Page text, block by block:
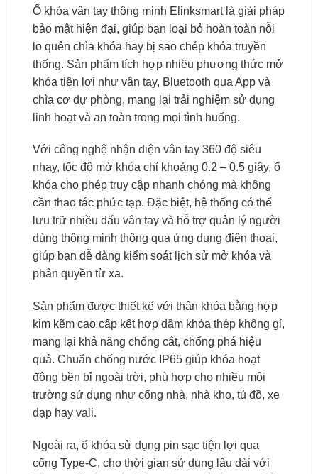
Ổ khóa vân tay thông minh Elinksmart là giải pháp
bảo mật hiện đại, giúp bạn loại bỏ hoàn toàn nỗi
lo quên chìa khóa hay bị sao chép khóa truyền
thống. Sản phẩm tích hợp nhiều phương thức mở
khóa tiện lợi như vân tay, Bluetooth qua App và
chìa cơ dự phòng, mang lại trải nghiệm sử dụng
linh hoạt và an toàn trong mọi tình huống.
Với công nghệ nhận diện vân tay 360 độ siêu
nhạy, tốc độ mở khóa chỉ khoảng 0.2 – 0.5 giây, ổ
khóa cho phép truy cập nhanh chóng mà không
cần thao tác phức tạp. Đặc biệt, hệ thống có thể
lưu trữ nhiều dấu vân tay và hỗ trợ quản lý người
dùng thông minh thông qua ứng dụng điện thoại,
giúp bạn dễ dàng kiểm soát lịch sử mở khóa và
phân quyền từ xa.
Sản phẩm được thiết kế với thân khóa bằng hợp
kim kẽm cao cấp kết hợp dầm khóa thép không gỉ,
mang lại khả năng chống cắt, chống phá hiệu
quả. Chuẩn chống nước IP65 giúp khóa hoạt
động bền bỉ ngoài trời, phù hợp cho nhiều môi
trường sử dụng như cổng nhà, nhà kho, tủ đồ, xe
đạp hay vali.
Ngoài ra, ổ khóa sử dụng pin sạc tiện lợi qua
cổng Type-C, cho thời gian sử dụng lâu dài với